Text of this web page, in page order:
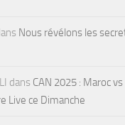
Nous révélons les
dans CAN 2025 : Maroc
Live ce Dimanche